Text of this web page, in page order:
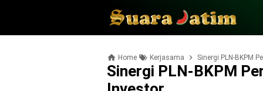
Home Kerjasama Sinergi PLN-BKPM
Sinergi PLN-BKPM